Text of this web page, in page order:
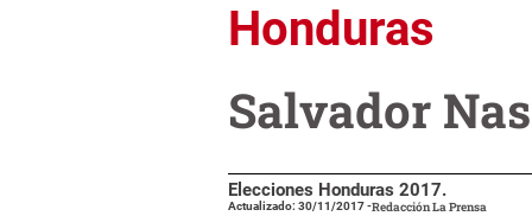
Honduras
Salvador
Elecciones Honduras 2017.
Actualizado: 30/11/2017-Redacción La Prensa